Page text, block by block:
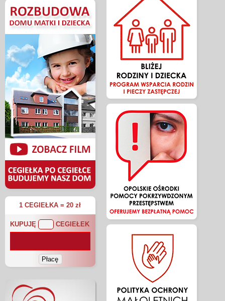
1 CEGIEŁKA = 20 zł
KUPUJĘ CEGIEŁEK